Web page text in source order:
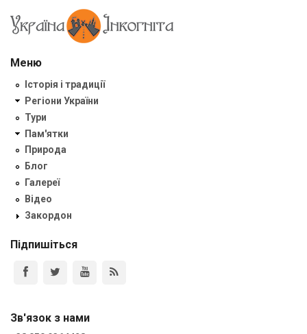
Меню
Історія і традиції
Регіони України
Тури
Пам'ятки
Природа
Блог
Галереї
Відео
Закордон
Підпишіться
Зв'язок з нами